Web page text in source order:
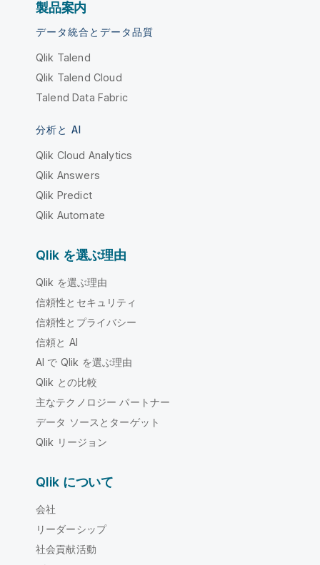
製品案内
データ統合とデータ品質
Qlik Talend
Qlik Talend Cloud
Talend Data Fabric
分析と AI
Qlik Cloud Analytics
Qlik Answers
Qlik Predict
Qlik Automate
Qlik を選ぶ理由
Qlik を選ぶ理由
信頼性とセキュリティ
信頼性とプライバシー
信頼と AI
AI で Qlik を選ぶ理由
Qlik との比較
主なテクノロジー パートナー
データ ソースとターゲット
Qlik リージョン
Qlik について
会社
リーダーシップ
社会貢献活動